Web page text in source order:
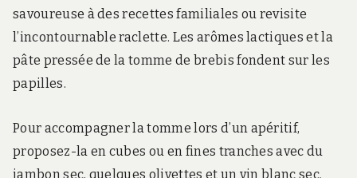
savoureuse à des recettes familiales ou revisite
l’incontournable raclette. Les arômes lactiques et la
pâte pressée de la tomme de brebis fondent sur les
papilles.
Pour accompagner la tomme lors d’un apéritif,
proposez-la en cubes ou en fines tranches avec du
jambon sec, quelques olivettes et un vin blanc sec.